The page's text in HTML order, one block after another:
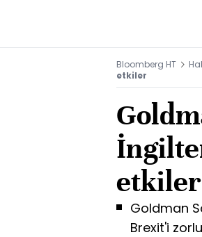
Bloomberg HT
etkiler
etkiler
Goldman
Brexit'i